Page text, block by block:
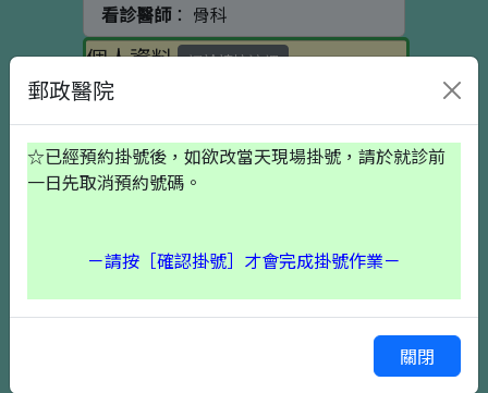
看診醫師： 骨科
個人資料 初診請按這裡
出生日期
郵政醫院
☆已經預約掛號後，如欲改當天現場掛號，請於就診前
一日先取消預約號碼。
－請按［確認掛號］才會完成掛號作業－
關閉